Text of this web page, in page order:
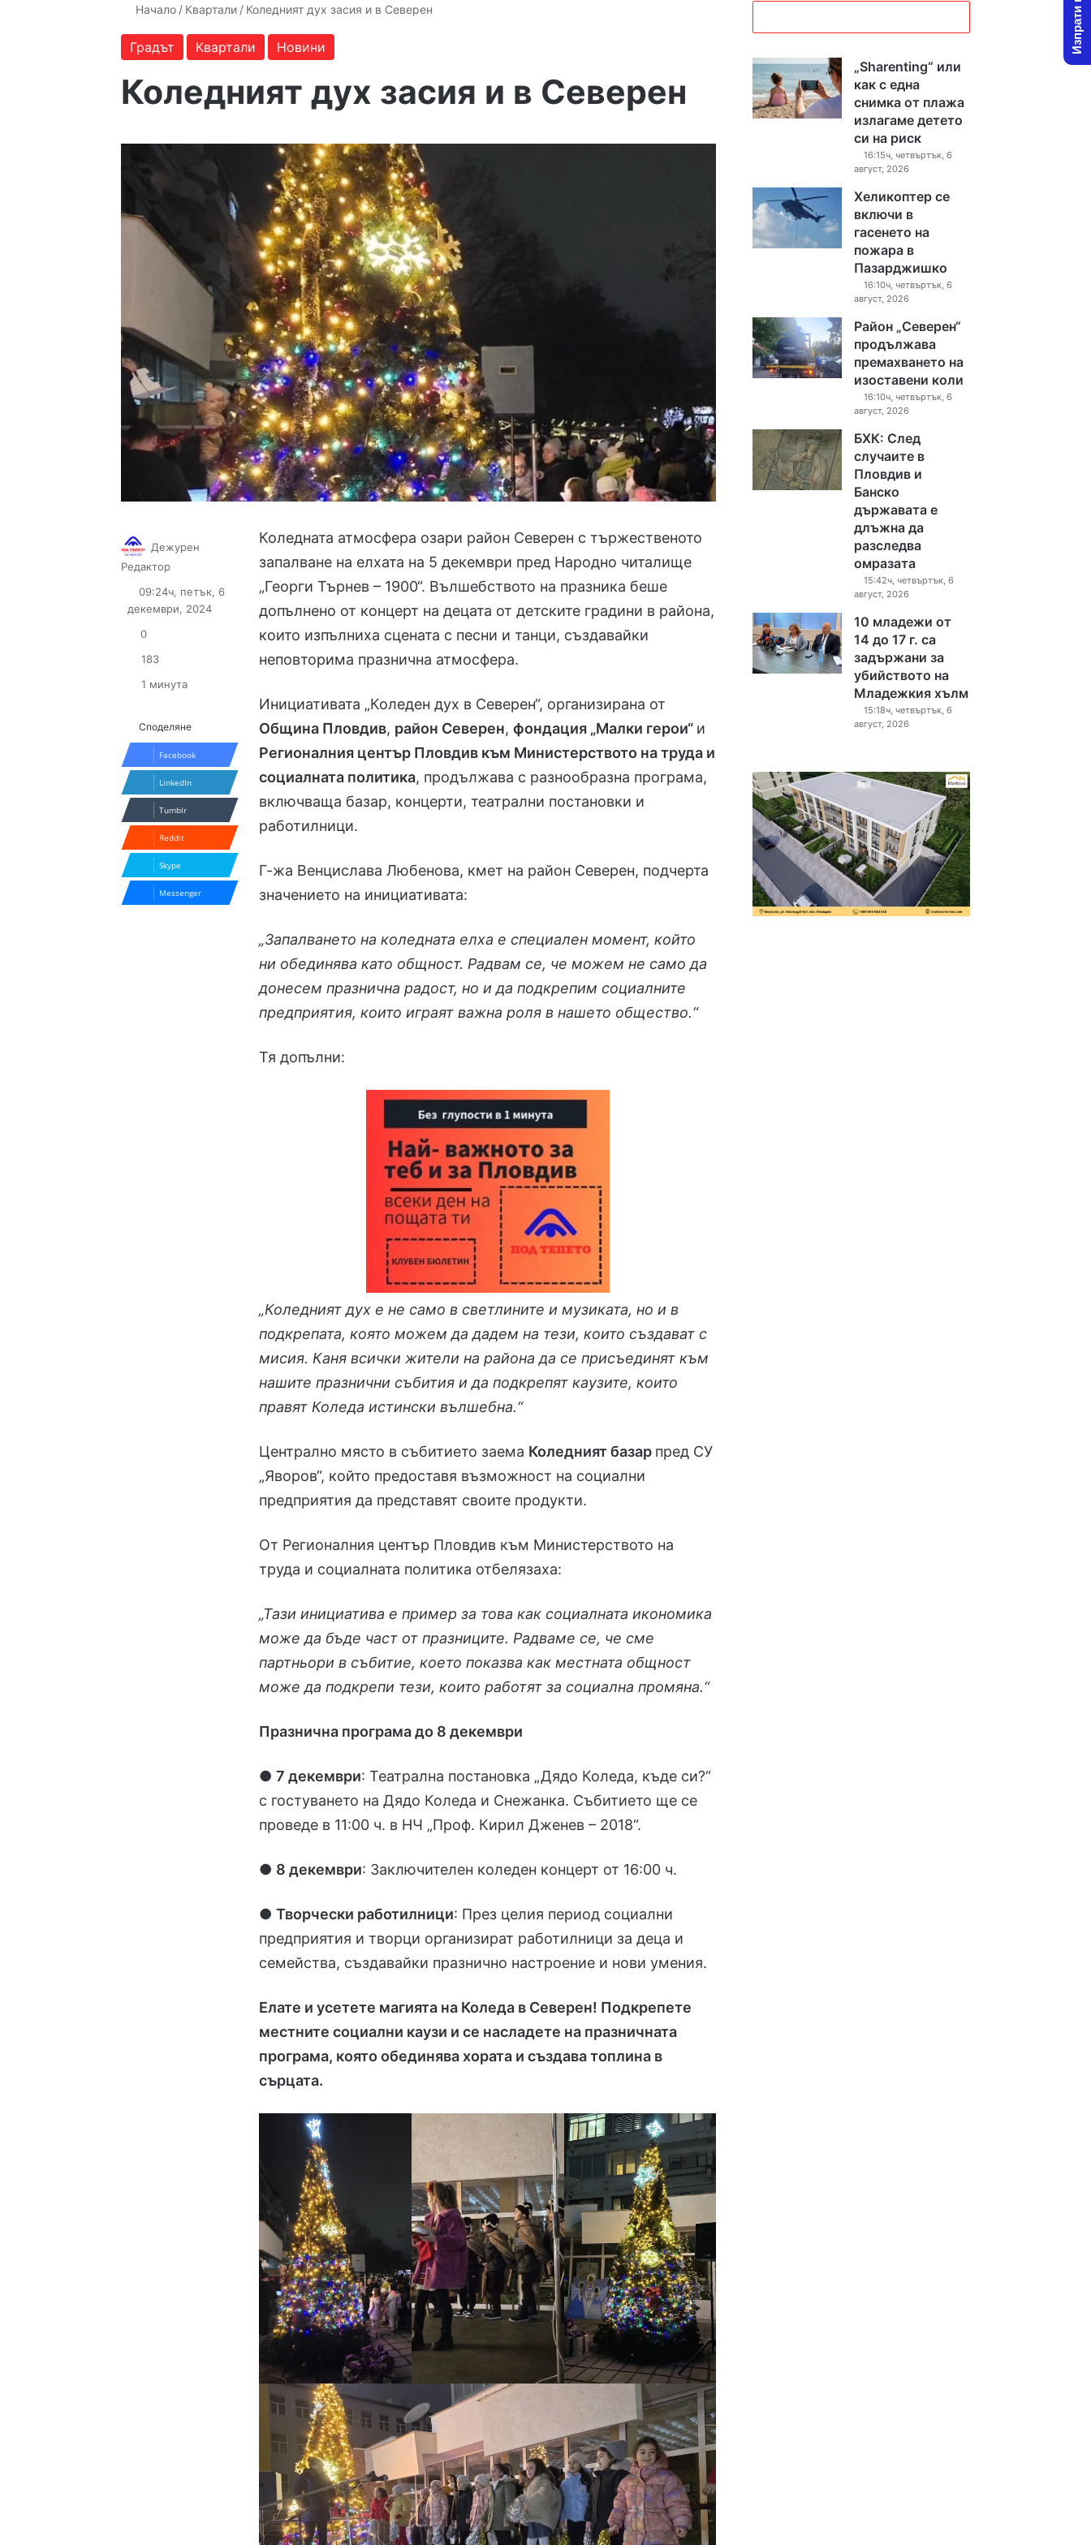
Начало / Квартали / Коледният дух засия и в Северен
Градът Квартали Новини
Коледният дух засия и в Северен
Коледната атмосфера озари район Северен с тържественото
запалване на елхата на 5 декември пред Народно читалище
„Георги Търнев – 1900“. Вълшебството на празника беше
допълнено от концерт на децата от детските градини в района,
които изпълниха сцената с песни и танци, създавайки
неповторима празнична атмосфера.
Инициативата „Коледен дух в Северен“, организирана от
Община Пловдив, район Северен,фондация „Малки герои“ и
Регионалния център Пловдив към Министерството на труда и
социалната политика, продължава с разнообразна програма,
включваща базар, концерти, театрални постановки и
работилници.
Г-жа Венцислава Любенова, кмет на район Северен, подчерта
значението на инициативата:
„Запалването на коледната елха е специален момент, който
ни обединява като общност. Радвам се, че можем не само да
донесем празнична радост, но и да подкрепим социалните
предприятия, които играят важна роля в нашето общество.“
Тя допълни:
„Коледният дух е не само в светлините и музиката, но и в
подкрепата, която можем да дадем на тези, които създават с
мисия. Каня всички жители на района да се присъединят към
нашите празнични събития и да подкрепят каузите, които
правят Коледа истински вълшебна.“
Централно място в събитието заема Коледният базар пред СУ
„Яворов“, който предоставя възможност на социални
предприятия да представят своите продукти.
От Регионалния център Пловдив към Министерството на
труда и социалната политика отбелязаха:
„Тази инициатива е пример за това как социалната икономика
може да бъде част от празниците. Радваме се, че сме
партньори в събитие, което показва как местната общност
може да подкрепи тези, които работят за социална промяна.“
Празнична програма до 8 декември
●7 декември: Театрална постановка „Дядо Коледа, къде си?“
с гостуването на Дядо Коледа и Снежанка. Събитието ще се
проведе в 11:00 ч. в НЧ „Проф. Кирил Дженев – 2018“.
● 8 декември: Заключителен коледен концерт от 16:00 ч.
●Творчески работилници: През целия период социални
предприятия и творци организират работилници за деца и
семейства, създавайки празнично настроение и нови умения.
Елате и усетете магията на Коледа в Северен! Подкрепете
местните социални каузи и се насладете на празничната
програма, която обединява хората и създава топлина в
сърцата.
Дежурен
Редактор
X
email
09:24ч, петък, 6
декември, 2024
0
183
1 минута
Споделяне
Facebook
LinkedIn
Tumblr
Reddit
Skype
Messenger
„Sharenting“ или
как с една
снимка от плажа
излагаме детето
си на риск
16:15ч, четвъртък, 6
август, 2026
Хеликоптер се
включи в
гасенето на
пожара в
Пазарджишко
16:10ч, четвъртък, 6
август, 2026
Район „Северен“
продължава
премахването на
изоставени коли
16:10ч, четвъртък, 6
август, 2026
БХК: След
случаите в
Пловдив и
Банско
държавата е
длъжна да
разследва
омразата
15:42ч, четвъртък, 6
август, 2026
10 младежи от
14 до 17 г. са
задържани за
убийството на
Младежкия хълм
15:18ч, четвъртък, 6
август, 2026